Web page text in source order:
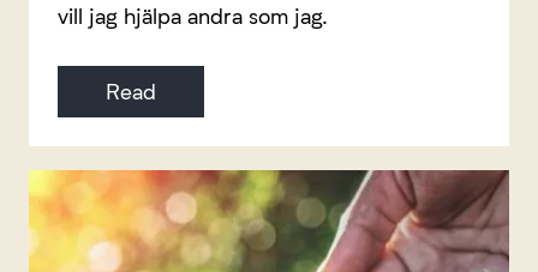
vill jag hjälpa andra som jag.
Read